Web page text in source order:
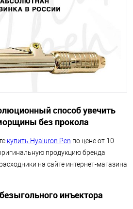
способ увечить
без прокола
купить Hyaluron Pen по цене от 10
продукцию бренда
на сайте интернет-магазина
инъектора